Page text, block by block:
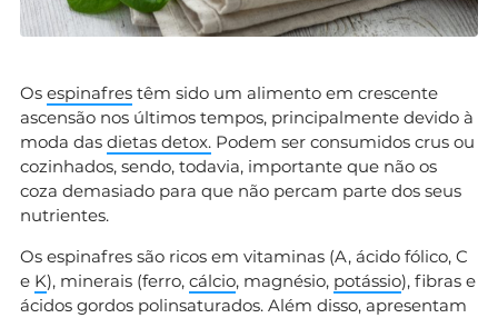
Os espinafres têm sido um alimento em crescente
ascensão nos últimos tempos, principalmente devido à
moda das dietas detox. Podem ser consumidos crus ou
cozinhados, sendo, todavia, importante que não os
coza demasiado para que não percam parte dos seus
nutrientes.
Os espinafres são ricos em vitaminas (A, ácido fólico, C
e K), minerais (ferro, cálcio, magnésio, potássio), fibras e
ácidos gordos polinsaturados. Além disso, apresentam